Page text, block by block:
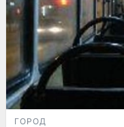
ГОРОД